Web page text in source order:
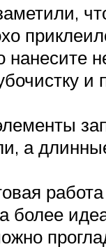
нанесите
и
а
работа
более